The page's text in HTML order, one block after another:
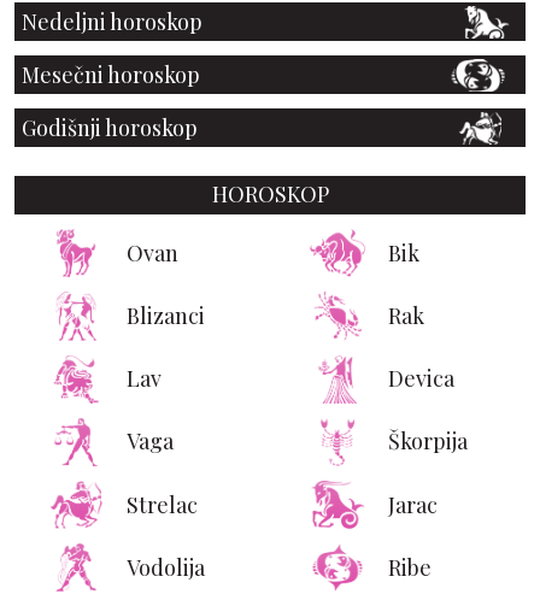
Nedeljni horoskop
Mesečni horoskop
Godišnji horoskop
HOROSKOP
Ovan Bik
Blizanci Rak
Lav Devica
Vaga Škorpija
Strelac Jarac
Vodolija Ribe